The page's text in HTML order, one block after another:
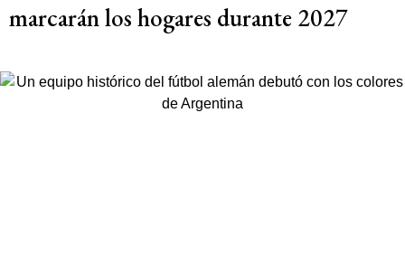
marcarán los hogares durante 2027